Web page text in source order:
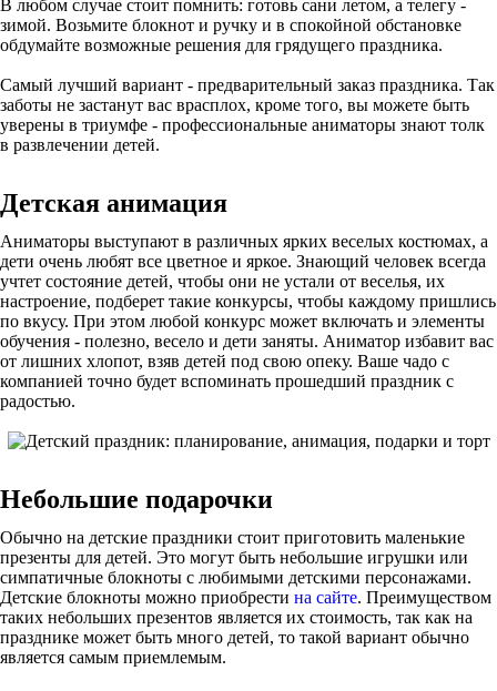
В любом случае стоит помнить: готовь сани летом, а телегу -
зимой. Возьмите блокнот и ручку и в спокойной обстановке
обдумайте возможные решения для грядущего праздника.
Самый лучший вариант - предварительный заказ праздника. Так
заботы не застанут вас врасплох, кроме того, вы можете быть
уверены в триумфе - профессиональные аниматоры знают толк
в развлечении детей.
Детская анимация
Аниматоры выступают в различных ярких веселых костюмах, а
дети очень любят все цветное и яркое. Знающий человек всегда
учтет состояние детей, чтобы они не устали от веселья, их
настроение, подберет такие конкурсы, чтобы каждому пришлись
по вкусу. При этом любой конкурс может включать и элементы
обучения - полезно, весело и дети заняты. Аниматор избавит вас
от лишних хлопот, взяв детей под свою опеку. Ваше чадо с
компанией точно будет вспоминать прошедший праздник с
радостью.
Небольшие подарочки
Обычно на детские праздники стоит приготовить маленькие
презенты для детей. Это могут быть небольшие игрушки или
симпатичные блокноты с любимыми детскими персонажами.
Детские блокноты можно приобрести на сайте. Преимуществом
таких небольших презентов является их стоимость, так как на
празднике может быть много детей, то такой вариант обычно
является самым приемлемым.